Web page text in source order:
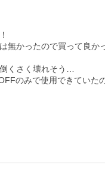
無かったので買って良か
くさく壊れそう…
のみで使用できていた